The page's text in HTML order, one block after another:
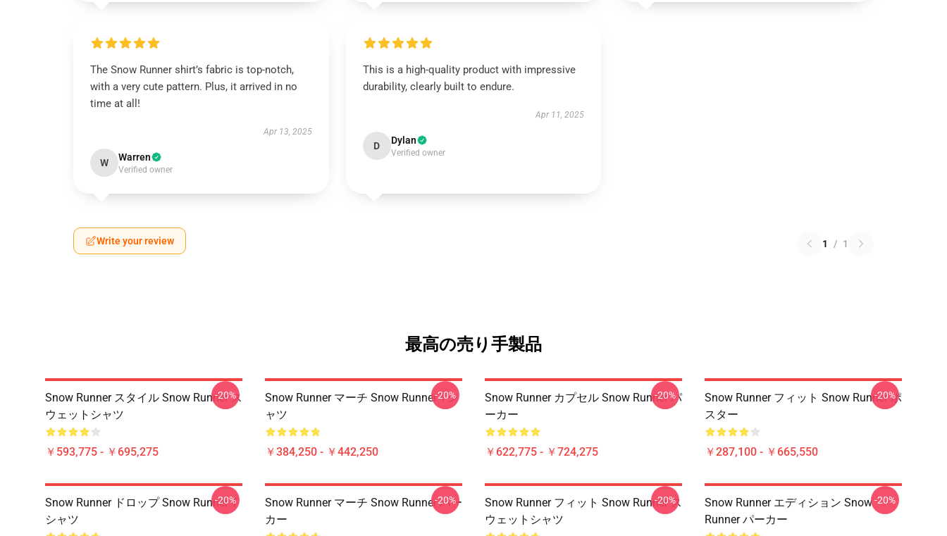
The Snow Runner shirt’s fabric is top-notch,
with a very cute pattern. Plus, it arrived in no
time at all!
Apr 13, 2025
W Warren
Verified owner
This is a high-quality product with impressive
durability, clearly built to endure.
Apr 11, 2025
D Dylan
Verified owner
Write your review 1 / 1
最高の売り手製品
Snow Runner スタイル Snow Runner ス
ウェットシャツ
￥593,775 - ￥695,275
-20%
Snow Runner マーチ Snow Runner Tシ
ャツ
￥384,250 - ￥442,250
-20%
Snow Runner カプセル Snow Runner パ
ーカー
￥622,775 - ￥724,275
-20%
Snow Runner フィット Snow Runner ポ
スター
￥287,100 - ￥665,550
-20%
Snow Runner ドロップ Snow Runner T
シャツ
-20%
Snow Runner マーチ Snow Runner パー
カー
-20%
Snow Runner フィット Snow Runner ス
ウェットシャツ
-20%
Snow Runner エディション Snow
Runner パーカー
-20%